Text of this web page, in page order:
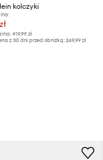
kolczyki
419,99 zł
z 30 dni przed obniżką:269,99 zł